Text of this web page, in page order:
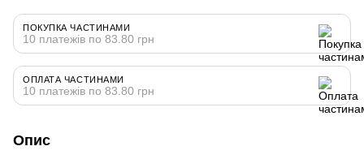
ПОКУПКА ЧАСТИНАМИ
10 платежів по 83.80 грн
ОПЛАТА ЧАСТИНАМИ
10 платежів по 83.80 грн
Опис